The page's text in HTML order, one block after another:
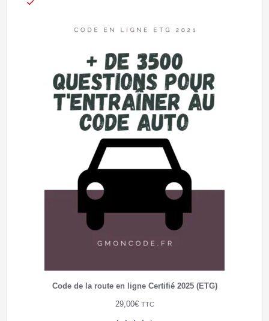
Code de la route en ligne Certifié 2025 (ETG)
29,00€ TTC